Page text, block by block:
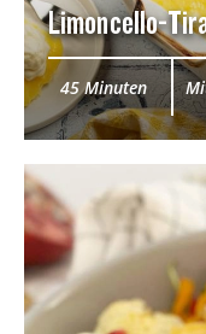
Limoncello-
45 Minuten